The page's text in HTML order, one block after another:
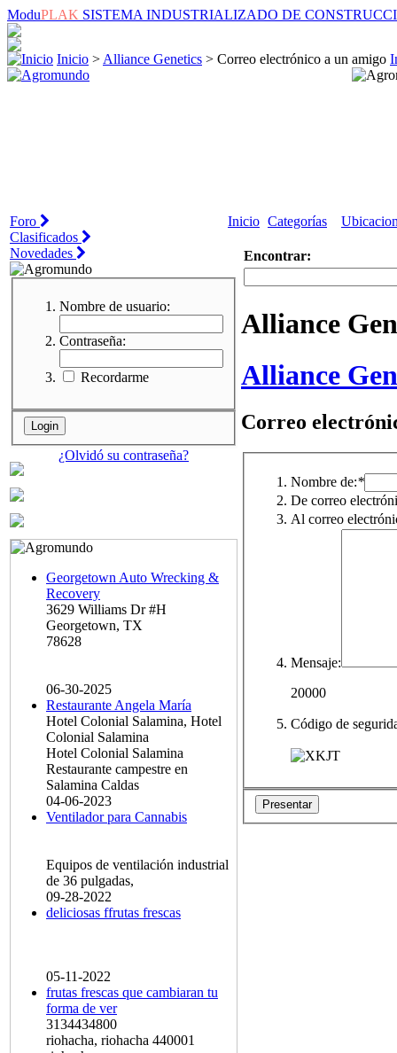
ModuPLAK SISTEMA INDUSTRIALIZADO DE
Inicio > Alliance Genetics > Correo electrónico a un amigo
Foro
Clasificados
Novedades
Nombre de usuario:
Contraseña:
Recordarme
¿Olvidó su contraseña?
Georgetown Auto Wrecking &
Recovery
3629 Williams Dr #H
Georgetown, TX
78628
06-30-2025
Restaurante Angela María
Hotel Colonial Salamina, Hotel
Colonial Salamina
Hotel Colonial Salamina
Restaurante campestre en
Salamina Caldas
04-06-2023
Ventilador para Cannabis
Equipos de ventilación industrial
de 36 pulgadas,
09-28-2022
deliciosas ffrutas frescas
05-11-2022
frutas frescas que cambiaran tu
forma de ver
3134434800
riohacha, riohacha 440001
Inicio Categorías
Encontrar:
Alliance
Alliance
Correo
Nombre de:*
De correo
Al correo
Mensaje:
20000
Código de